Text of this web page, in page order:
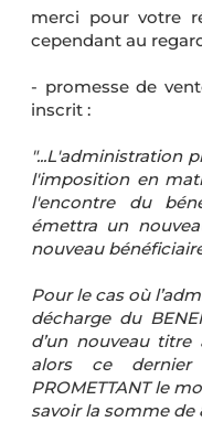
merci pour votre
cependant au
- promesse de
inscrit :
"...L'administration
l'imposition en
l'encontre du
émettra un
nouveau
Pour le cas où
décharge du
d’un nouveau titre
alors ce dernier
PROMETTANT le
savoir la somme de